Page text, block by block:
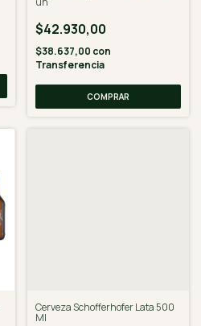
$42.930,00
$38.637,00 con
Transferencia
Cerveza Schofferhofer Lata 500
Ml